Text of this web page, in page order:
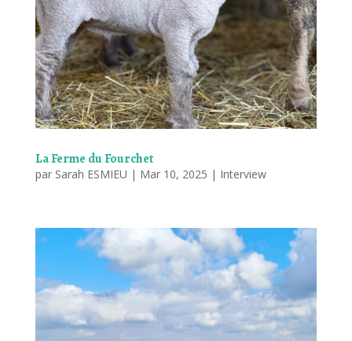
La Ferme du Fourchet
par Sarah ESMIEU | Mar 10, 2025 | Interview